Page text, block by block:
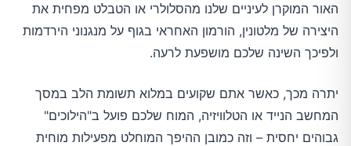
האור המוקרן לעיניים שלנו מהסלולרי או הטבלט מפחית את
היצירה של מלטונין, הורמון האחראי בגוף על מנגנוני הירדמות
ולפיכך השינה שלכם מושפעת לרעה.
יתרה מכך, כאשר אתם שקועים במלוא תשומת הלב במסך
המחשב הנייד או הטלוויזיה, המוח שלכם פועל ב"הילוכים"
גבוהים יחסית – וזה כמובן ההיפך המוחלט מפעילות מוחית